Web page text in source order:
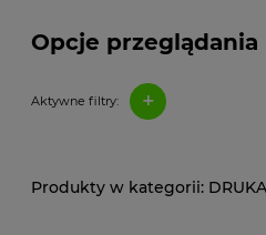
Opcje przeglądania
Aktywne filtry: +